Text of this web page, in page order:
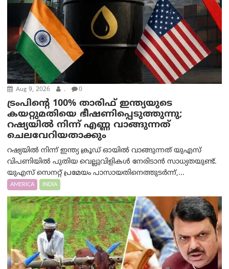
Aug 9, 2026 . 0
ട്രം‌പിന്റെ 100% താരിഫ് ഇന്ത്യയുടെ
കയറ്റുമതിയെ ഭീഷണിപ്പെടുത്തുന്നു;
റഷ്യയിൽ നിന്ന് എണ്ണ വാങ്ങുന്നത്
ചെലവേറിയതാക്കും
റഷ്യയിൽ നിന്ന് ഇന്ത്യ ക്രൂഡ് ഓയിൽ വാങ്ങുന്നത് യുഎസ്
വിപണിയിൽ പുതിയ വെല്ലുവിളികൾ നേരിടാൻ സാധ്യതയുണ്ട്.
യുഎസ് സെനറ്റ് പ്രമേയം പാസായതിനെത്തുടർന്ന്,...
AMERICA INDIA